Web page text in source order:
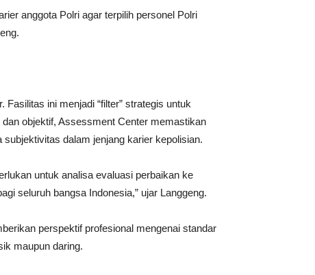
anggota Polri agar terpilih personel Polri
ini menjadi “filter” strategis untuk
objektif, Assessment Center memastikan
dalam jenjang karier kepolisian.
untuk analisa evaluasi perbaikan ke
seluruh bangsa Indonesia,” ujar Langgeng.
perspektif profesional mengenai standar
maupun daring.